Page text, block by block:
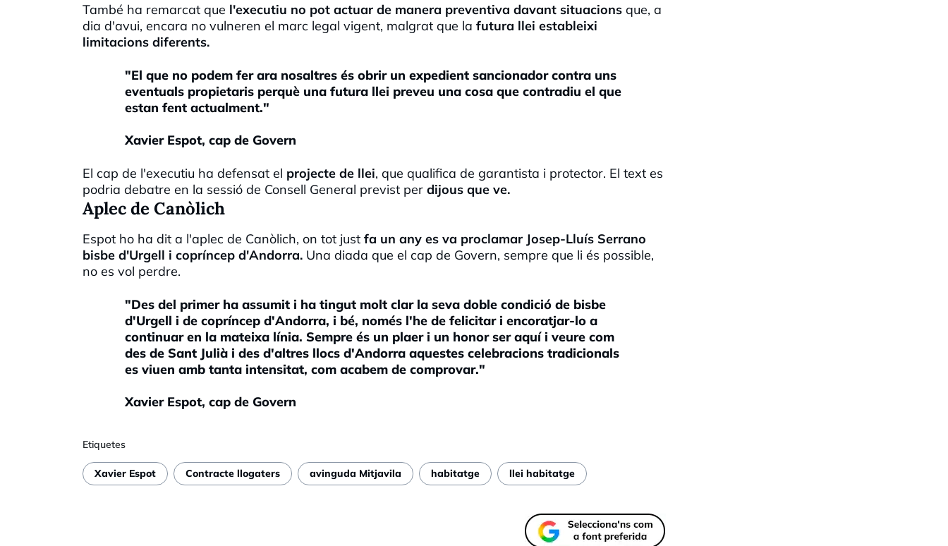
També ha remarcat que l'executiu no pot actuar de manera preventiva davant situacions que, a
dia d'avui, encara no vulneren el marc legal vigent, malgrat que la futura llei estableixi
limitacions diferents.
"El que no podem fer ara nosaltres és obrir un expedient sancionador contra uns
eventuals propietaris perquè una futura llei preveu una cosa que contradiu el que
estan fent actualment."
Xavier Espot, cap de Govern
El cap de l'executiu ha defensat el projecte de llei, que qualifica de garantista i protector. El text es
podria debatre en la sessió de Consell General previst per dijous que ve.
Aplec de Canòlich
Espot ho ha dit a l'aplec de Canòlich, on tot just fa un any es va proclamar Josep-Lluís Serrano
bisbe d'Urgell i copríncep d'Andorra. Una diada que el cap de Govern, sempre que li és possible,
no es vol perdre.
"Des del primer ha assumit i ha tingut molt clar la seva doble condició de bisbe
d'Urgell i de copríncep d'Andorra, i bé, només l'he de felicitar i encoratjar-lo a
continuar en la mateixa línia. Sempre és un plaer i un honor ser aquí i veure com
des de Sant Julià i des d'altres llocs d'Andorra aquestes celebracions tradicionals
es viuen amb tanta intensitat, com acabem de comprovar."
Xavier Espot, cap de Govern
Etiquetes
Xavier Espot Contracte llogaters avinguda Mitjavila habitatge llei habitatge